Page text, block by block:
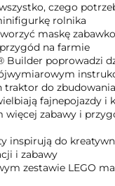
czego
rolnika
maskę
na farmie
poprowadzi
do
fajnepojazdy i
zabawy i
inspirują do
i zabawy
zestawie LEGO